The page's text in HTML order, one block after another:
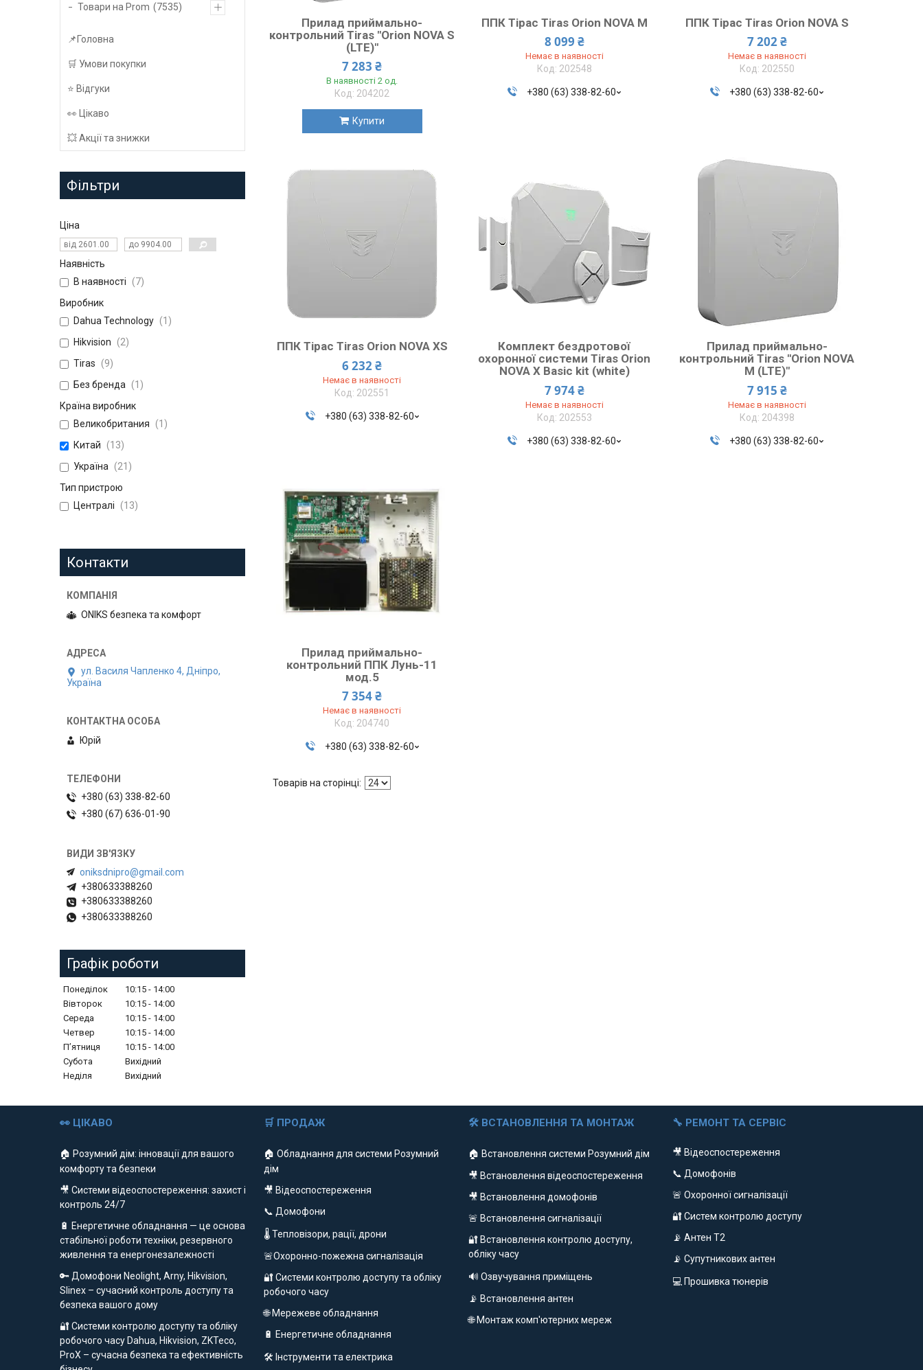
Прилад приймально-
контрольний Tiras ″Orion NOVA S
(LTE)″
7 283 ₴
В наявності 2 од.
204202
Купити
ППК Тірас Tiras Orion NOVA M
8 099 ₴
Немає в наявності
202548
+380 (63) 338-82-60
ППК Тірас Tiras Orion NOVA S
7 202 ₴
Немає в наявності
202550
+380 (63) 338-82-60
ППК Тірас Tiras Orion NOVA XS
6 232 ₴
Немає в наявності
202551
+380 (63) 338-82-60
Комплект бездротової
охоронної системи Tiras Orion
NOVA X Basic kit (white)
7 974 ₴
Немає в наявності
202553
+380 (63) 338-82-60
Прилад приймально-
контрольний Tiras ″Orion NOVA
M (LTE)″
7 915 ₴
Немає в наявності
204398
+380 (63) 338-82-60
Прилад приймально-
контрольний ППК Лунь-11
мод.5
7 354 ₴
Немає в наявності
204740
+380 (63) 338-82-60
Товари на Prom 7535
📌Головна
🛒 Умови покупки
⭐️ Відгуки
👀 Цікаво
💥 Акції та знижки
Фільтри
Ціна
Наявність
В наявності
7
Виробник
Dahua Technology
1
Hikvision
2
Tiras
9
Без бренда
1
Країна виробник
Великобритания
1
Китай
13
Україна
21
Тип пристрою
Централі
13
Контакти
ONIKS безпека та комфорт
ул. Василя Чапленко 4, Дніпро,
Україна
Юрій
+380 (63) 338-82-60
+380 (67) 636-01-90
oniksdnipro@gmail.com
+380633388260
+380633388260
+380633388260
Графік роботи
Понеділок 10:15
14:00
Вівторок
10:15
14:00
Середа
10:15
14:00
Четвер
10:15
14:00
Пʼятниця
10:15
14:00
Субота
Вихідний
Неділя
Вихідний
👀 ЦІКАВО
🏠 Розумний дім: інновації для вашого
комфорту та безпеки
🎥 Системи відеоспостереження: захист і
контроль 24/7
🔋 Енергетичне обладнання — це основа
стабільної роботи техніки, резервного
живлення та енергонезалежності
🔑 Домофони Neolight, Arny, Hikvision,
Slinex – сучасний контроль доступу та
безпека вашого дому
🔐 Системи контролю доступу та обліку
робочого часу Dahua, Hikvision, ZKTeco,
ProX – сучасна безпека та ефективність
🛒 ПРОДАЖ
🏠 Обладнання для системи Розумний
дім
🎥 Відеоспостереження
📞 Домофони
🌡 Тепловізори, рації, дрони
🚨Охоронно-пожежна сигналізація
🔐 Системи контролю доступу та обліку
робочого часу
🌐 Мережеве обладнання
🔋 Енергетичне обладнання
🛠️ Інструменти та електрика
🛠 ВСТАНОВЛЕННЯ ТА МОНТАЖ
🏠 Встановлення системи Розумний дім
🎥 Встановлення відеоспостереження
🎥 Встановлення домофонів
🚨 Встановлення сигналізації
🔐 Встановлення контролю доступу,
обліку часу
🔊 Озвучування приміщень
📡 Встановлення антен
🌐 Монтаж комп'ютерних мереж
🔧 РЕМОНТ ТА СЕРВІС
🎥 Відеоспостереження
📞 Домофонів
🚨 Охоронної сигналізації
🔐 Систем контролю доступу
📡 Антен Т2
📡 Супутникових антен
💻 Прошивка тюнерів